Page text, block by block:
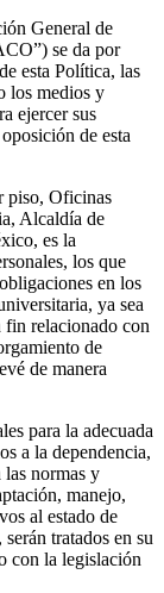
General de
se da por
esta Política, las
los medios y
ejercer sus
de esta
piso, Oficinas
Alcaldía de
es la
los que
en los
ya sea
fin relacionado con
de
de manera
para la adecuada
a la dependencia,
las normas y
manejo,
al estado de
tratados en su
con la legislación